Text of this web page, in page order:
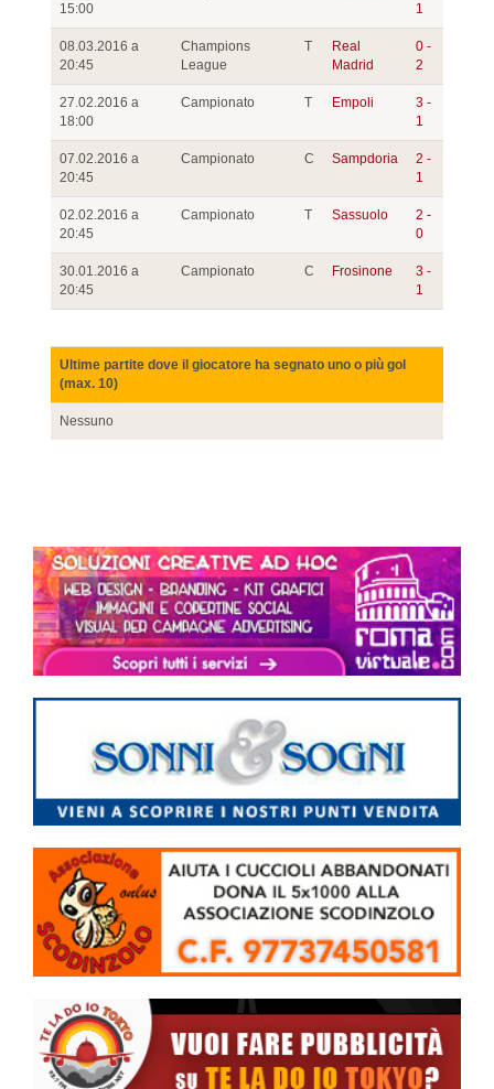
15:00
1
08.03.2016 a
20:45
Champions
League
T
Real
Madrid
0 -
2
27.02.2016 a
18:00
Campionato T Empoli
3 -
1
07.02.2016 a
20:45
Campionato C Sampdoria
2 -
1
02.02.2016 a
20:45
Campionato T Sassuolo
2 -
0
30.01.2016 a
20:45
Campionato C Frosinone
3 -
1
Ultime partite dove il giocatore ha segnato uno o più gol
(max. 10)
Nessuno